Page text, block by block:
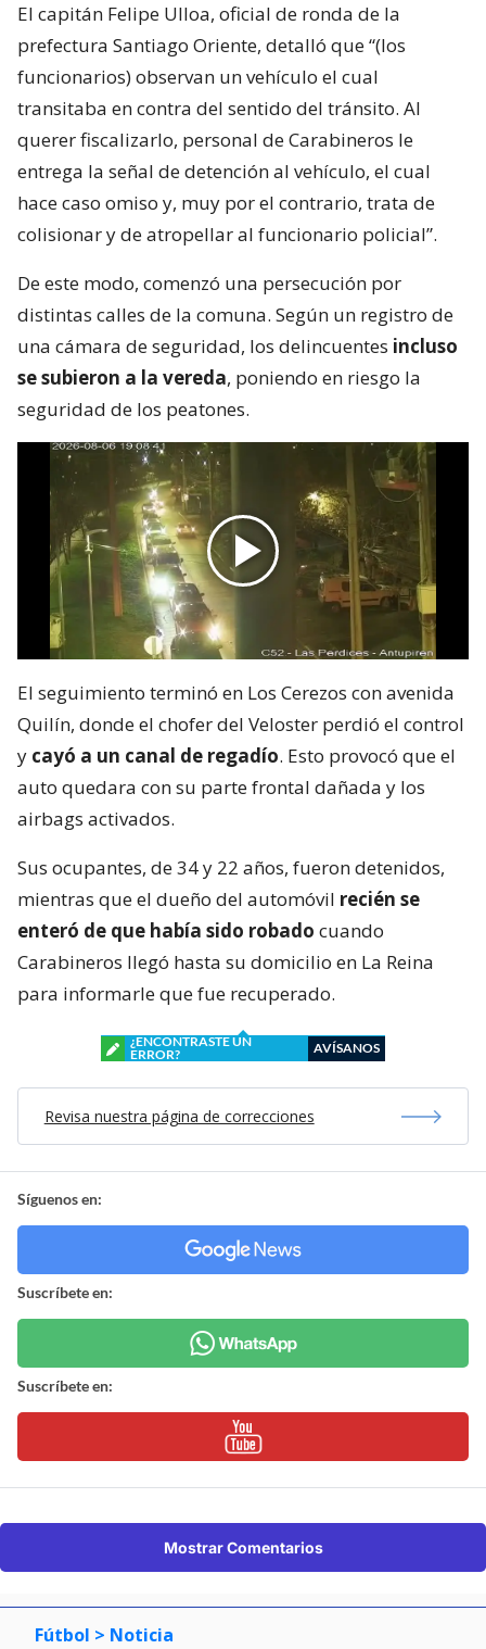
El capitán Felipe Ulloa, oficial de ronda de la
prefectura Santiago Oriente, detalló que “(los
funcionarios) observan un vehículo el cual
transitaba en contra del sentido del tránsito. Al
querer fiscalizarlo, personal de Carabineros le
entrega la señal de detención al vehículo, el cual
hace caso omiso y, muy por el contrario, trata de
colisionar y de atropellar al funcionario policial”.
De este modo, comenzó una persecución por
distintas calles de la comuna. Según un registro de
una cámara de seguridad, los delincuentes incluso
se subieron a la vereda, poniendo en riesgo la
seguridad de los peatones.
El seguimiento terminó en Los Cerezos con avenida
Quilín, donde el chofer del Veloster perdió el control
y cayó a un canal de regadío. Esto provocó que el
auto quedara con su parte frontal dañada y los
airbags activados.
Sus ocupantes, de 34 y 22 años, fueron detenidos,
mientras que el dueño del automóvil recién se
enteró de que había sido robado cuando
Carabineros llegó hasta su domicilio en La Reina
para informarle que fue recuperado.
¿ENCONTRASTE UN
ERROR?
AVÍSANOS
Revisa nuestra página de correcciones
Síguenos en:
Suscríbete en:
Suscríbete en:
Mostrar Comentarios
Fútbol > Noticia